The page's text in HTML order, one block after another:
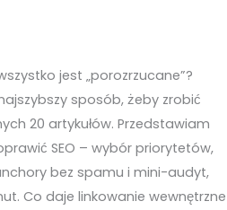
jest „porozrzucane”?
sposób, żeby zrobić
20 artykułów. Przedstawiam
SEO – wybór priorytetów,
bez spamu i mini-audyt,
Co daje linkowanie wewnętrzne